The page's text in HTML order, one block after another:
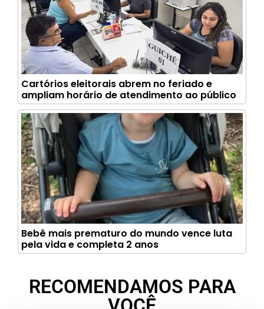
Cartórios eleitorais abrem no feriado e
ampliam horário de atendimento ao público
Bebê mais prematuro do mundo vence luta
pela vida e completa 2 anos
RECOMENDAMOS PARA